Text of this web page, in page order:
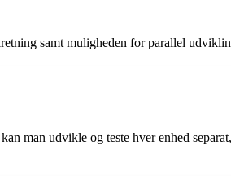
samt muligheden for parallel
man udvikle og teste hver enhed